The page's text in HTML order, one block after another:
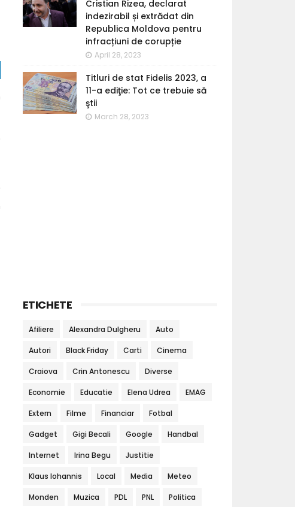
Cristian Rizea, declarat
indezirabil și extrădat din
Republica Moldova pentru
infracțiuni de corupție
April 28, 2023
Titluri de stat Fidelis 2023, a
11-a ediţie: Tot ce trebuie să
ştii
March 28, 2023
ETICHETE
Afiliere Alexandra Dulgheru Auto
Autori Black Friday Carti Cinema
Craiova Crin Antonescu Diverse
Economie Educatie Elena Udrea EMAG
Extern Filme Financiar Fotbal
Gadget Gigi Becali Google Handbal
Internet Irina Begu Justitie
Klaus Iohannis Local Media Meteo
Monden Muzica PDL PNL Politica